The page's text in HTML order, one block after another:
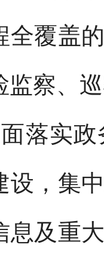
全覆盖
监察、
落实
设，集
息及重